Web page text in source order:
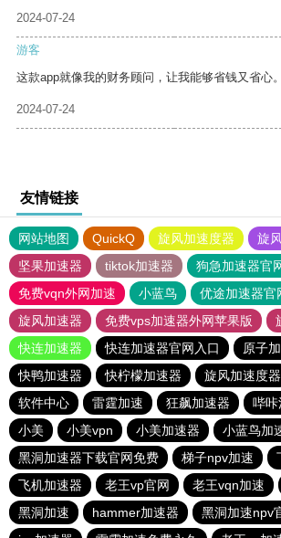
2024-07-24
游客
这款app就像我的财务顾问，让我能够省钱又省心。
2024-07-24
友情链接
网站地图 QuickQ 旋风加速度器
旋
坚果加速器
tiktok加速器
狗急加速器官
免费vqn外网加速
小蓝鸟 优途加速器官
旋风加速器
免费vps加速器外网苹果版
快连加速器
快连加速器官网入口
原子
快鸭加速器
快柠檬加速器 旋风加速度器
软件中心
雷霆加速 狂飙加速器 哔咔
小美
小美vpn 小美加速器 小蓝鸟加
黑洞加速器下载官网免费
梯子npv加速
飞机加速器
老王vp官网 老王vqn加速
黑洞加速
hammer加速器
黑洞加速npv